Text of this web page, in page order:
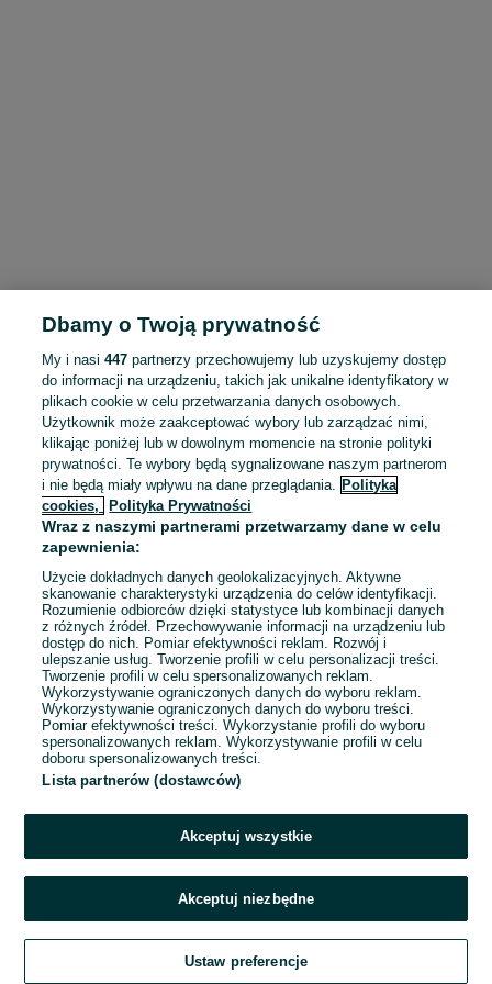
To ogłoszenie nie jest już dostępne
Przejdź na stronę główną
Dbamy o Twoją prywatność
My i nasi447 partnerzy przechowujemy lub uzyskujemy dostęp
do informacji na urządzeniu, takich jak unikalne identyfikatory w
plikach cookie w celu przetwarzania danych osobowych.
Użytkownik może zaakceptować wybory lub zarządzać nimi,
klikając poniżej lub w dowolnym momencie na stronie polityki
prywatności. Te wybory będą sygnalizowane naszym partnerom
i nie będą miały wpływu na dane przeglądania. Polityka
cookies,
Polityka Prywatności
Wraz z naszymi partnerami przetwarzamy dane w celu
zapewnienia:
Użycie dokładnych danych geolokalizacyjnych. Aktywne
skanowanie charakterystyki urządzenia do celów identyfikacji.
Rozumienie odbiorców dzięki statystyce lub kombinacji danych
z różnych źródeł. Przechowywanie informacji na urządzeniu lub
dostęp do nich. Pomiar efektywności reklam. Rozwój i
ulepszanie usług. Tworzenie profili w celu personalizacji treści.
Tworzenie profili w celu spersonalizowanych reklam.
Wykorzystywanie ograniczonych danych do wyboru reklam.
Wykorzystywanie ograniczonych danych do wyboru treści.
Pomiar efektywności treści. Wykorzystanie profili do wyboru
spersonalizowanych reklam. Wykorzystywanie profili w celu
doboru spersonalizowanych treści.
Lista partnerów (dostawców)
Akceptuj wszystkie
Akceptuj niezbędne
Ustaw preferencje